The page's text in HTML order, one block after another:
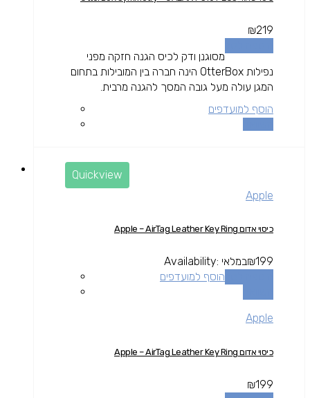
₪219
מסוגנן ודק לכיס הגנה חזקה מפני
נפילות OtterBox הינה חברה בין המובילות בתחום
המגן עולה מעל גובה המסך להגנה מרבית.
הוסף למועדפים
Quickview
Apple
כיסוי אדום Apple – AirTag Leather Key Ring
₪199
Availability: במלאי
הוסף למועדפים
Apple
כיסוי אדום Apple – AirTag Leather Key Ring
₪199